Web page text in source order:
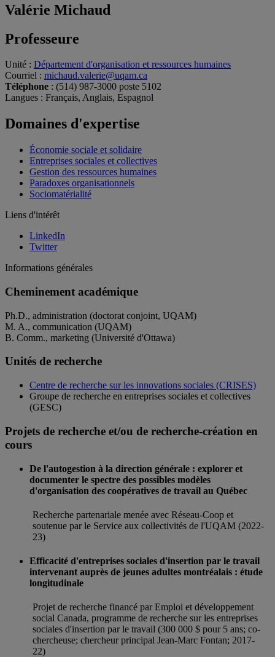
Valérie Michaud
Professeure
Unité : Département d'organisation et ressources humaines
Courriel : michaud.valerie@uqam.ca
Téléphone : (514) 987-3000 poste 5102
Langues : Français, Anglais, Espagnol
Domaines d'expertise
Économie sociale et solidaire
Entreprises sociales et collectives
Gestion des ressources humaines
Paradoxes organisationnels
Sociomatérialité
Liens d'intérêt
LinkedIn
Twitter
Informations générales
Cheminement académique
Ph.D., administration (doctorat conjoint, UQAM)
M. A., communication (UQAM)
B. Comm., marketing (Université d'Ottawa)
Unités de recherche
Centre de recherche sur les innovations sociales (CRISES)
Groupe de recherche en entreprises sociales et collectives
(GESC)
Projets de recherche et/ou de recherche-création en
cours
De l'autogestion à la direction générale : explorer et
documenter le spectre des possibles modèles
d'organisation des coopératives de travail au Québec
Recherche partenariale menée avec Réseau-Coop et
soutenue par le Service aux collectivités de l'UQAM (2022-
23)
Efficacité d'entreprises sociales d'insertion par le travail
intervenant auprès de jeunes adultes montréalais : étude
longitudinale
Projet de recherche financé par Emploi et développement
social Canada, programme de recherche sur les entreprises
sociales d'insertion par le travail (300 000 $ pour 5 ans; co-
chercheuse; chercheur principal Jean-Marc Fontan; 2017-
22)